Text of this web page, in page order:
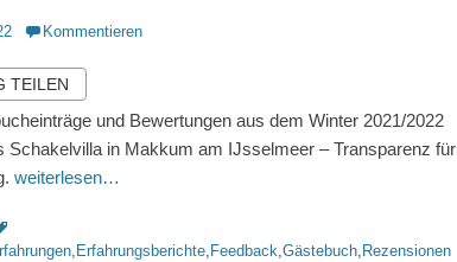
Kommentieren
TEILEN
und Bewertungen aus dem Winter 2021/2022
Schakelvilla in Makkum am IJsselmeer – Transparenz für
weiterlesen…
, Erfahrungsberichte, Feedback,Gästebuch, Rezensionen